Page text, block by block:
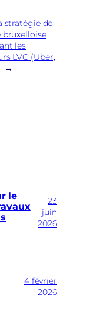
stratégie de
les
LVC (Uber,
→
le
23
juin
2026
4 février
2026